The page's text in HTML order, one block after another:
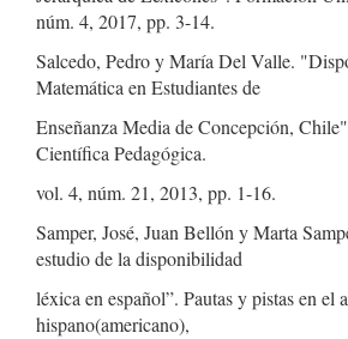
núm. 4, 2017, pp. 3-14.
Salcedo, Pedro y María Del Valle.
Matemática en Estudiantes de
Enseñanza Media de Concepción,
Científica Pedagógica.
vol. 4, núm. 21, 2013, pp. 1-16.
Samper, José, Juan Bellón y Marta
estudio de la disponibilidad
léxica en español”. Pautas y pistas en el
hispano(americano),